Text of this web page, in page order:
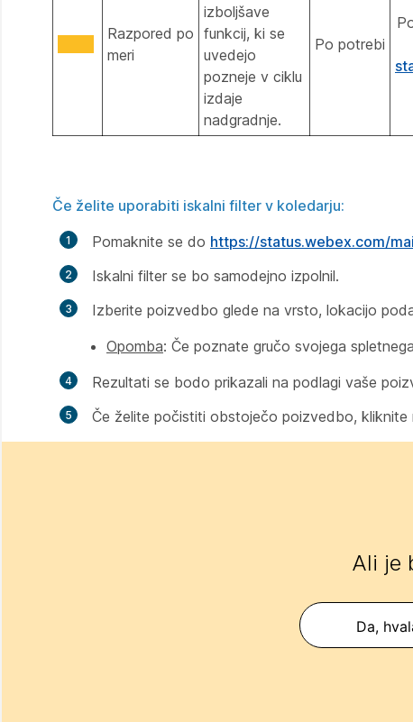
Razpored po
meri
izboljšave
funkcij, ki se
uvedejo
pozneje v ciklu
izdaje
nadgradnje.
Po potrebi
Če želite uporabiti iskalni filter v koledarju:
Pomaknite se do https://status.webex.com/
Iskalni filter se bo samodejno izpolnil.
Izberite poizvedbo glede na vrsto, lokacijo
Opomba: Če poznate gručo svojega
Rezultati se bodo prikazali na podlagi vaše
Če želite počistiti obstoječo poizvedbo, kliknite
Ali je
Da,